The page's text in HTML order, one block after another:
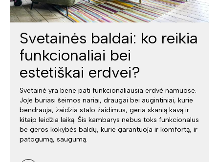
Svetainės baldai: ko reikia
funkcionaliai bei
estetiškai erdvei?
Svetainė yra bene pati funkcionaliausia erdvė namuose.
Joje buriasi šeimos nariai, draugai bei augintiniai, kurie
bendrauja, žaidžia stalo žaidimus, geria skanią kavą ir
kitaip leidžia laiką. Šis kambarys nebus toks funkcionalus
be geros kokybės baldų, kurie garantuoja ir komfortą, ir
patogumą, saugumą.